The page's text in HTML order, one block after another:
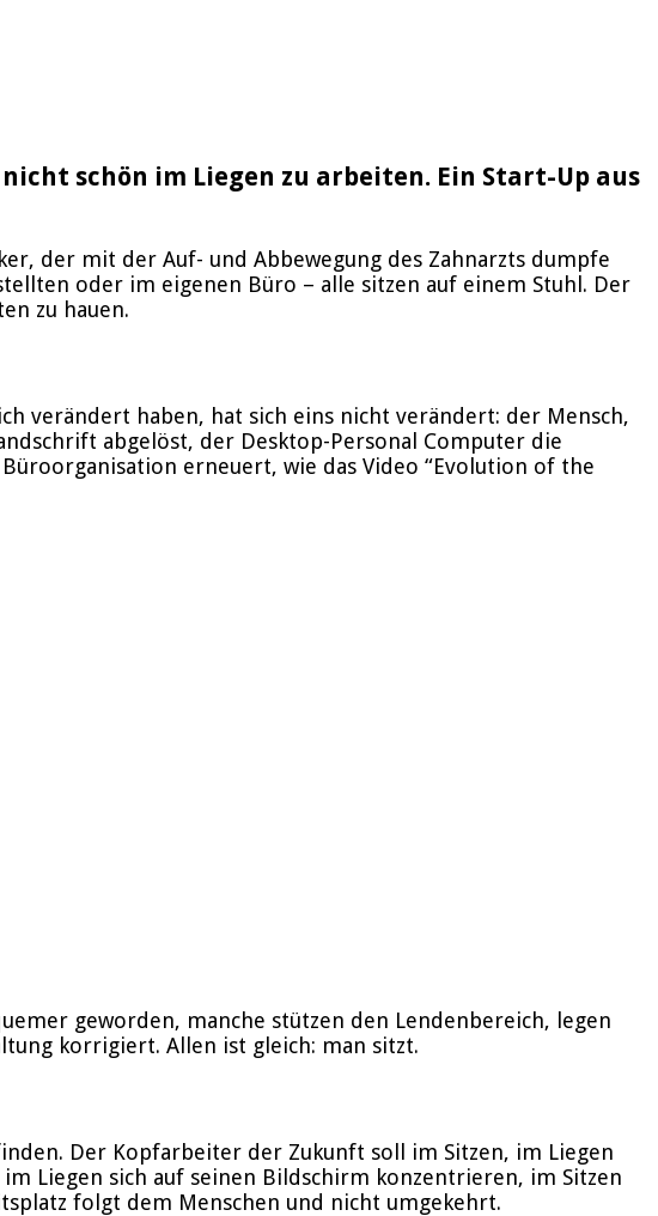
schön im Liegen zu arbeiten. Ein Start-Up aus
der mit der Auf- und Abbewegung des Zahnarzts dumpfe
oder im eigenen Büro – alle sitzen auf einem Stuhl. Der
zu hauen.
verändert haben, hat sich eins nicht verändert: der Mensch,
abgelöst, der Desktop-Personal Computer die
erneuert, wie das Video “Evolution of the
geworden, manche stützen den Lendenbereich, legen
korrigiert. Allen ist gleich: man sitzt.
Der Kopfarbeiter der Zukunft soll im Sitzen, im Liegen
Liegen sich auf seinen Bildschirm konzentrieren, im Sitzen
folgt dem Menschen und nicht umgekehrt.